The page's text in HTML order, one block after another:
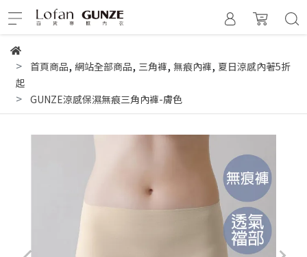
首頁商品, 網站全部商品, 三角褲, 無痕內褲, 夏日涼感內著5折
起
GUNZE涼感保濕無痕三角內褲-膚色